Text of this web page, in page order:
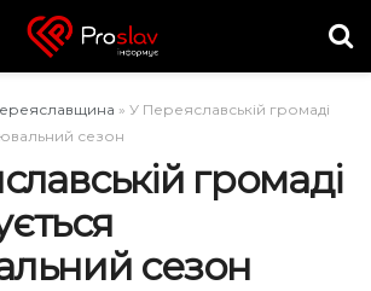
» У Переяславській громаді
сезон
громаді
сезон